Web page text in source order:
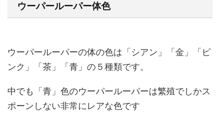
ウーパールーパー体色
ウーパールーパーの体の色は「シアン」「金」「ピ
ンク」「茶」「青」の５種類です。
中でも「青」色のウーパールーパーは繁殖でしかス
ポーンしない非常にレアな色です